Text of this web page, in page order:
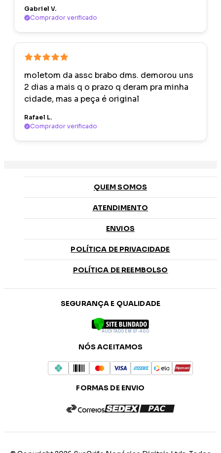
Gabriel V.
Comprador verificado
moletom da assc brabo dms. demorou uns
2 dias a mais q o prazo q deram pra minha
cidade, mas a peça é original
Rafael L.
Comprador verificado
QUEM SOMOS
ATENDIMENTO
ENVIOS
POLÍTICA DE PRIVACIDADE
POLÍTICA DE REEMBOLSO
SEGURANÇA E QUALIDADE
AUDITADO EM 07-AGO
NÓS ACEITAMOS
FORMAS DE ENVIO